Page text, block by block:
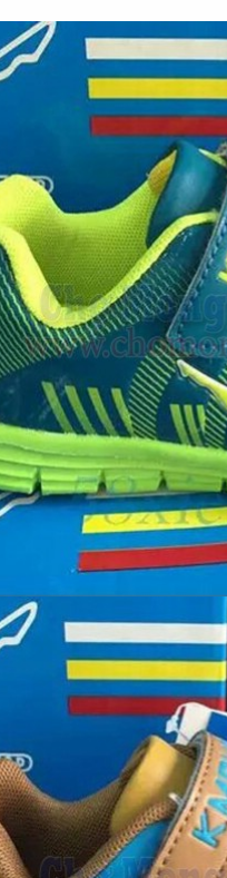
Quạt đứng công
nghiệp Centron